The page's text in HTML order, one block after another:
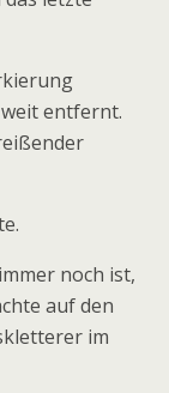
entfernt.
noch ist,
auf den
im